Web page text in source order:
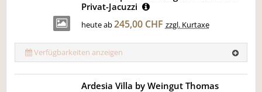
Privat-Jacuzzi
heute ab245,00 CHF zzgl. Kurtaxe
Verfügbarkeiten anzeigen
Ardesia Villa by Weingut Thomas